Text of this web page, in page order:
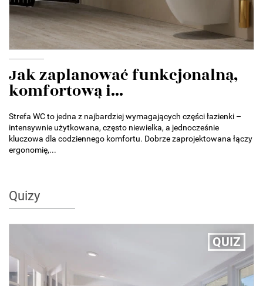
Jak zaplanować funkcjonalną,
komfortową i...
Strefa WC to jedna z najbardziej wymagających części łazienki –
intensywnie użytkowana, często niewielka, a jednocześnie
kluczowa dla codziennego komfortu. Dobrze zaprojektowana łączy
ergonomię,...
Quizy
QUIZ